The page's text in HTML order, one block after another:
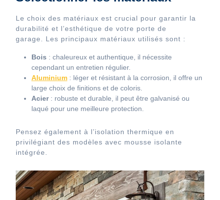
Le choix des matériaux est crucial pour garantir la
durabilité et l’esthétique de votre porte de
garage. Les principaux matériaux utilisés sont :
Bois : chaleureux et authentique, il nécessite
cependant un entretien régulier.
Aluminium : léger et résistant à la corrosion, il offre un
large choix de finitions et de coloris.
Acier: robuste et durable, il peut être galvanisé ou
laqué pour une meilleure protection.
Pensez également à l’isolation thermique en
privilégiant des modèles avec mousse isolante
intégrée.